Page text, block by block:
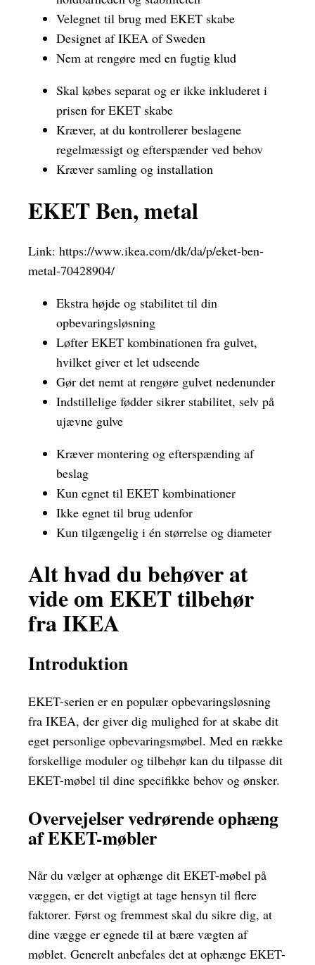
Velegnet til brug med EKET skabe
Designet af IKEA of Sweden
Nem at rengøre med en fugtig klud
Skal købes separat og er ikke inkluderet i
prisen for EKET skabe
Kræver, at du kontrollerer beslagene
regelmæssigt og efterspænder ved behov
Kræver samling og installation
EKET Ben, metal
Link: https://www.ikea.com/dk/da/p/eket-ben-
metal-70428904/
Ekstra højde og stabilitet til din
opbevaringsløsning
Løfter EKET kombinationen fra gulvet,
hvilket giver et let udseende
Gør det nemt at rengøre gulvet nedenunder
Indstillelige fødder sikrer stabilitet, selv på
ujævne gulve
Kræver montering og efterspænding af
beslag
Kun egnet til EKET kombinationer
Ikke egnet til brug udenfor
Kun tilgængelig i én størrelse og diameter
Alt hvad du behøver at
vide om EKET tilbehør
fra IKEA
Introduktion
EKET-serien er en populær opbevaringsløsning
fra IKEA, der giver dig mulighed for at skabe dit
eget personlige opbevaringsmøbel. Med en række
forskellige moduler og tilbehør kan du tilpasse dit
EKET-møbel til dine specifikke behov og ønsker.
Overvejelser vedrørende ophæng
af EKET-møbler
Når du vælger at ophænge dit EKET-møbel på
væggen, er det vigtigt at tage hensyn til flere
faktorer. Først og fremmest skal du sikre dig, at
dine vægge er egnede til at bære vægten af
møblet. Generelt anbefales det at ophænge EKET-